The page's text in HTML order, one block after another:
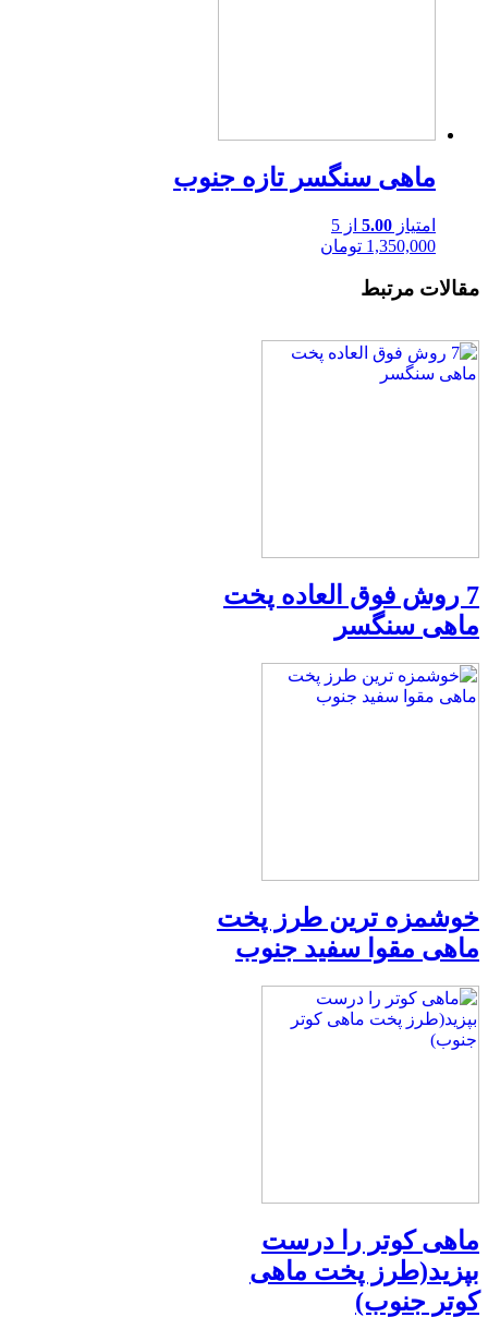
ماهی سنگسر تازه جنوب
امتیاز 5.00 از 5
1,350,000 تومان
مقالات مرتبط
7 روش فوق العاده پخت
ماهی سنگسر
خوشمزه ترین طرز پخت
ماهی مقوا سفید جنوب
ماهی کوتر را درست
بپزید(طرز پخت ماهی
کوتر جنوب)